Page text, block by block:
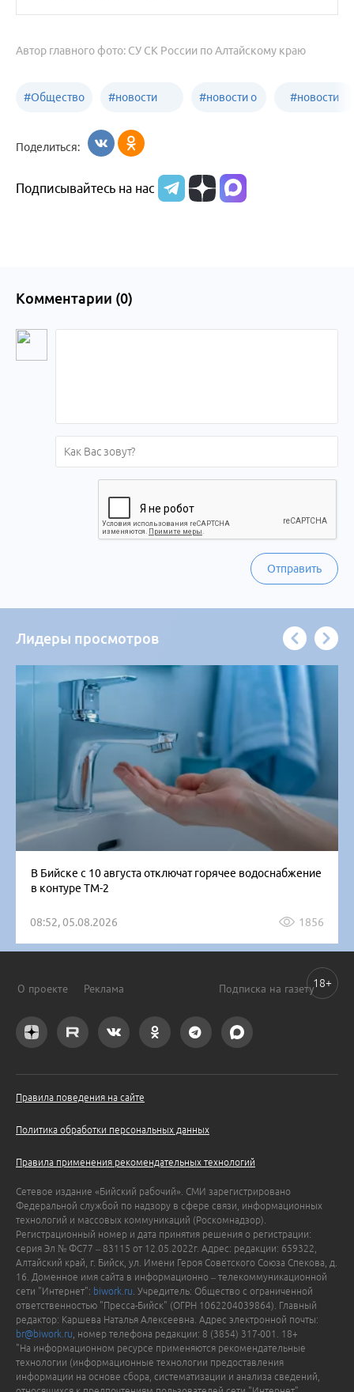
Автор главного фото: СУ СК России по Алтайскому краю
#Общество #новости
образования
#новости о
Алтайского
#новости
Поделиться:
Подписывайтесь на нас
Комментарии (0)
Отправить
Лидеры просмотров
В Бийске с 10 августа отключат горячее водоснабжение
в контуре ТМ-2
08:52, 05.08.2026 1856
О проекте Реклама Подписка на газету
Правила поведения на сайте
Политика обработки персональных данных
Правила применения рекомендательных технологий
Сетевое издание «Бийский рабочий». СМИ зарегистрировано
Федеральной службой по надзору в сфере связи, информационных
технологий и массовых коммуникаций (Роскомнадзор).
Регистрационный номер и дата принятия решения о регистрации:
серия Эл № ФС77 – 83115 от 12.05.2022г. Адрес: редакции: 659322,
Алтайский край, г. Бийск, ул. Имени Героя Советского Союза Спекова, д.
16. Доменное имя сайта в информационно – телекоммуникационной
сети "Интернет": biwork.ru . Учредитель: Общество с ограниченной
ответственностью "Пресса-Бийск" (ОГРН 1062204039864). Главный
редактор: Каршева Наталья Алексеевна. Адрес электронной почты:
br@biwork.ru , номер телефона редакции: 8 (3854) 317-001. 18+
"На информационном ресурсе применяются рекомендательные
технологии (информационные технологии предоставления
информации на основе сбора, систематизации и анализа сведений,
18+